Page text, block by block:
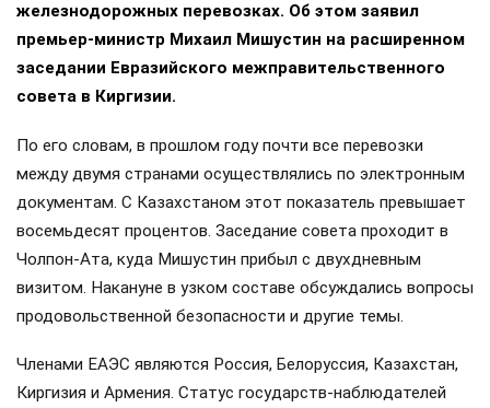
железнодорожных перевозках. Об этом заявил
премьер-министр Михаил Мишустин на расширенном
заседании Евразийского межправительственного
совета в Киргизии.
По его словам, в прошлом году почти все перевозки
между двумя странами осуществлялись по электронным
документам. С Казахстаном этот показатель превышает
восемьдесят процентов. Заседание совета проходит в
Чолпон-Ата, куда Мишустин прибыл с двухдневным
визитом. Накануне в узком составе обсуждались вопросы
продовольственной безопасности и другие темы.
Членами ЕАЭС являются Россия, Белоруссия, Казахстан,
Киргизия и Армения. Статус государств-наблюдателей